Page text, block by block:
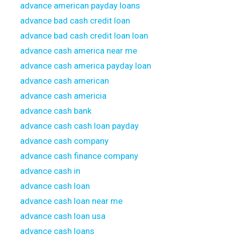
advance american payday loans
advance bad cash credit loan
advance bad cash credit loan loan
advance cash america near me
advance cash america payday loan
advance cash american
advance cash americia
advance cash bank
advance cash cash loan payday
advance cash company
advance cash finance company
advance cash in
advance cash loan
advance cash loan near me
advance cash loan usa
advance cash loans